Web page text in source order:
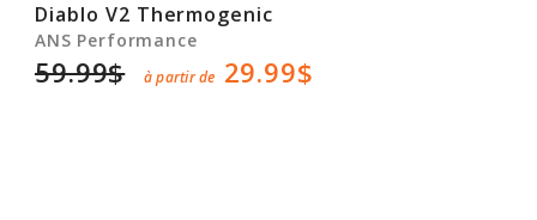
Diablo V2 Thermogenic
ANS Performance
59.99$ à partir de 29.99$